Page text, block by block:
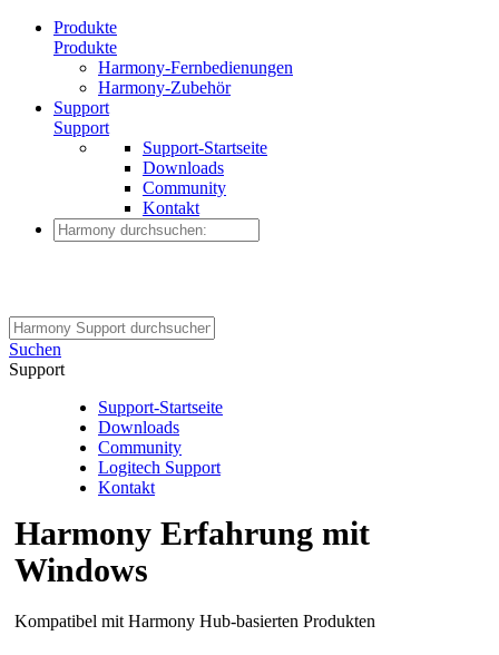
Produkte
Produkte
Harmony-Fernbedienungen
Harmony-Zubehör
Support
Support
Support-Startseite
Downloads
Community
Kontakt
Suchen
Support
Support-Startseite
Downloads
Community
Logitech Support
Kontakt
Harmony Erfahrung mit
Windows
Kompatibel mit Harmony Hub-basierten Produkten